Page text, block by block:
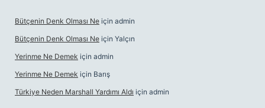
Bütçenin Denk Olması Ne için admin
Bütçenin Denk Olması Ne için Yalçın
Yerinme Ne Demek için admin
Yerinme Ne Demek için Barış
Türkiye Neden Marshall Yardımı Aldı için admin